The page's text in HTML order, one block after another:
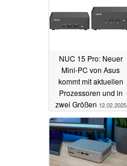
NUC 15 Pro: Neuer
Mini-PC von Asus
kommt mit aktuellen
Prozessoren und in
zwei Größen 12.02.2025